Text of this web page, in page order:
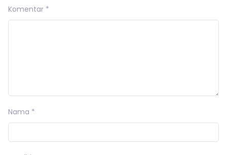
Komentar *
Nama *